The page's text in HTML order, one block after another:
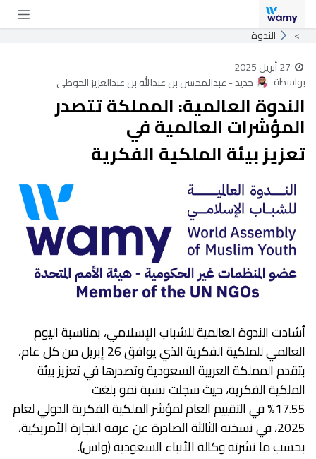
تخطي للذهاب إلى المحتوى
الندوة
27 أبريل 2025
بواسطة
جديد - عبدالمحسن بن عبدالله بن عبدالعزيز الحوطي
الندوة العالمية: المملكة تتصدر
المؤشرات العالمية في
تعزيز بيئة الملكية الفكرية
أشادت الندوة العالمية للشباب الإسلامي، بمناسبة اليوم
العالمي للملكية الفكرية الذي يوافق 26 إبريل من كل عام،
بتقدم المملكة العربية السعودية وتصدرها في تعزيز بيئة
الملكية الفكرية، حيث سجلت نسبة نمو بلغت
17.55% في التقييم العام لمؤشر الملكية الفكرية الدولي لعام
2025، في نسخته الثالثة الصادرة عن غرفة التجارة الأمريكية،
بحسب ما نشرته وكالة الأنباء السعودية (واس).